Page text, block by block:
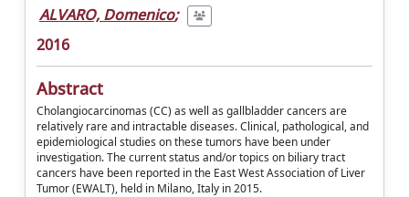
ALVARO, Domenico;
2016
Abstract
Cholangiocarcinomas (CC) as well as gallbladder cancers are
relatively rare and intractable diseases. Clinical, pathological, and
epidemiological studies on these tumors have been under
investigation. The current status and/or topics on biliary tract
cancers have been reported in the East West Association of Liver
Tumor (EWALT), held in Milano, Italy in 2015.